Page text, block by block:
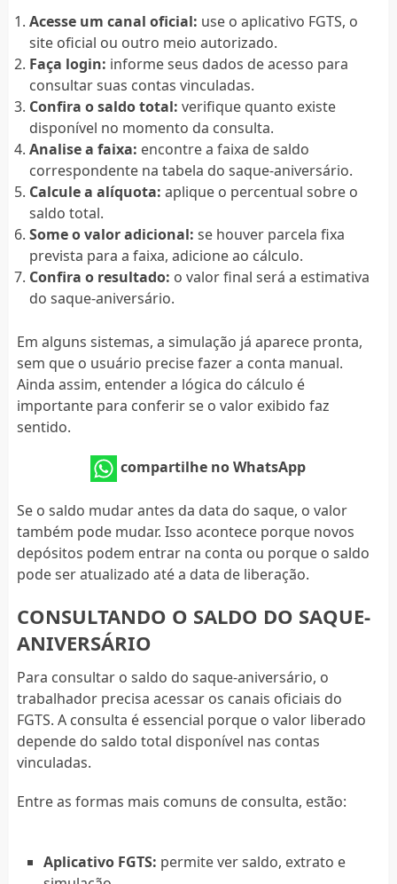
Acesse um canal oficial: use o aplicativo FGTS, o
site oficial ou outro meio autorizado.
Faça login: informe seus dados de acesso para
consultar suas contas vinculadas.
Confira o saldo total: verifique quanto existe
disponível no momento da consulta.
Analise a faixa: encontre a faixa de saldo
correspondente na tabela do saque-aniversário.
Calcule a alíquota: aplique o percentual sobre o
saldo total.
Some o valor adicional: se houver parcela fixa
prevista para a faixa, adicione ao cálculo.
Confira o resultado: o valor final será a estimativa
do saque-aniversário.
Em alguns sistemas, a simulação já aparece pronta,
sem que o usuário precise fazer a conta manual.
Ainda assim, entender a lógica do cálculo é
importante para conferir se o valor exibido faz
sentido.
compartilhe no WhatsApp
Se o saldo mudar antes da data do saque, o valor
também pode mudar. Isso acontece porque novos
depósitos podem entrar na conta ou porque o saldo
pode ser atualizado até a data de liberação.
CONSULTANDO O SALDO DO SAQUE-
ANIVERSÁRIO
Para consultar o saldo do saque-aniversário, o
trabalhador precisa acessar os canais oficiais do
FGTS. A consulta é essencial porque o valor liberado
depende do saldo total disponível nas contas
vinculadas.
Entre as formas mais comuns de consulta, estão:
Aplicativo FGTS: permite ver saldo, extrato e